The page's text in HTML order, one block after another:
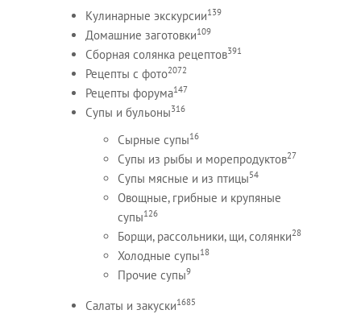
Кулинарные экскурсии139
Домашние заготовки109
Сборная солянка рецептов391
Рецепты c фото2072
Рецепты форума147
Супы и бульоны316
Сырные супы16
Супы из рыбы и морепродуктов27
Супы мясные и из птицы54
Овощные, грибные и крупяные
супы126
Борщи, рассольники, щи, солянки28
Холодные супы18
Прочие супы9
Салаты и закуски1685